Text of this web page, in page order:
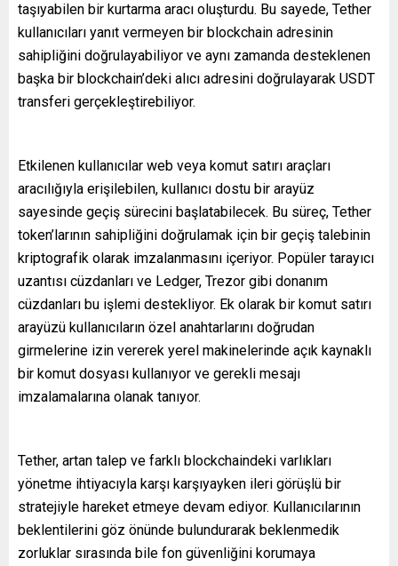
taşıyabilen bir kurtarma aracı oluşturdu. Bu sayede, Tether
kullanıcıları yanıt vermeyen bir blockchain adresinin
sahipliğini doğrulayabiliyor ve aynı zamanda desteklenen
başka bir blockchain’deki alıcı adresini doğrulayarak USDT
transferi gerçekleştirebiliyor.
Etkilenen kullanıcılar web veya komut satırı araçları
aracılığıyla erişilebilen, kullanıcı dostu bir arayüz
sayesinde geçiş sürecini başlatabilecek. Bu süreç, Tether
token’larının sahipliğini doğrulamak için bir geçiş talebinin
kriptografik olarak imzalanmasını içeriyor. Popüler tarayıcı
uzantısı cüzdanları ve Ledger, Trezor gibi donanım
cüzdanları bu işlemi destekliyor. Ek olarak bir komut satırı
arayüzü kullanıcıların özel anahtarlarını doğrudan
girmelerine izin vererek yerel makinelerinde açık kaynaklı
bir komut dosyası kullanıyor ve gerekli mesajı
imzalamalarına olanak tanıyor.
Tether, artan talep ve farklı blockchaindeki varlıkları
yönetme ihtiyacıyla karşı karşıyayken ileri görüşlü bir
stratejiyle hareket etmeye devam ediyor. Kullanıcılarının
beklentilerini göz önünde bulundurarak beklenmedik
zorluklar sırasında bile fon güvenliğini korumaya